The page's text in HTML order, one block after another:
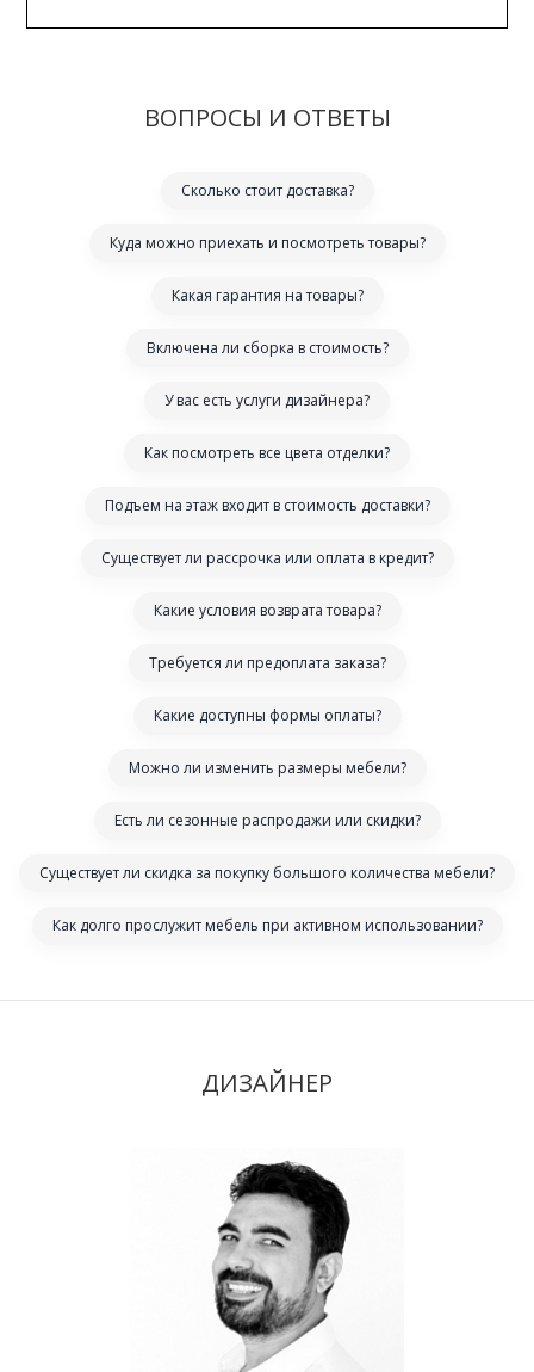
ВОПРОСЫ И ОТВЕТЫ
Сколько стоит доставка?
Куда можно приехать и посмотреть товары?
Какая гарантия на товары?
Включена ли сборка в стоимость?
У вас есть услуги дизайнера?
Как посмотреть все цвета отделки?
Подъем на этаж входит в стоимость доставки?
Существует ли рассрочка или оплата в кредит?
Какие условия возврата товара?
Требуется ли предоплата заказа?
Какие доступны формы оплаты?
Можно ли изменить размеры мебели?
Есть ли сезонные распродажи или скидки?
Существует ли скидка за покупку большого количества мебели?
Как долго прослужит мебель при активном использовании?
ДИЗАЙНЕР